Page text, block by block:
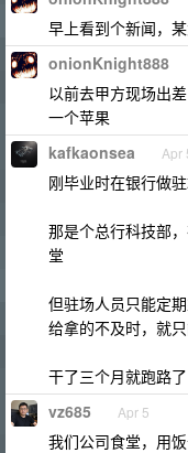
早上看到个新闻，
onionKnight888
以前去甲方现场出
一个苹果
kafkaonsea Apr
刚毕业时在银行做
那是个总行科技部
堂
但驻场人员只能定
给拿的不及时，就
干了三个月就跑路了
vz685 Apr 5
我们公司食堂，用